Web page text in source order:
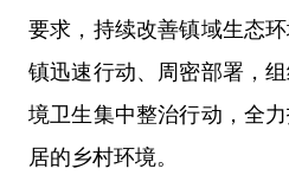
要求，持续改善镇域生态
镇迅速行动、周密部署，
境卫生集中整治行动，全
居的乡村环境。